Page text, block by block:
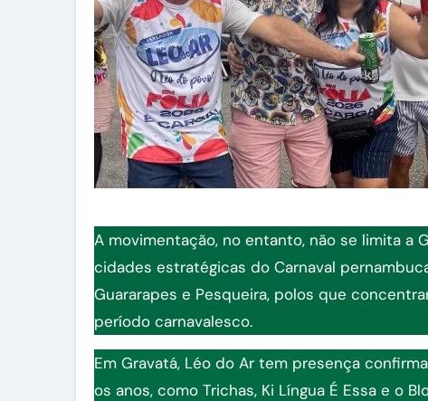
A movimentação, no entanto, não se limita a
cidades estratégicas do Carnaval
Guararapes e Pesqueira, polos que
período carnavalesco.
Em Gravatá, Léo do Ar tem presença
os anos, como Trichas, Ki Língua É Essa e o